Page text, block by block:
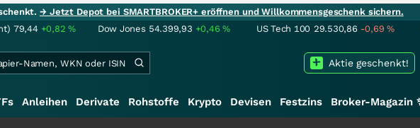
→ Jetzt Depot bei SMARTBROKER+ eröffnen und Willkommensgeschenk sichern.
79,44 +0,82% Dow Jones 54.399,93 +0,46% US Tech 100 29.530,86 -0,69%
Aktie geschenkt!
Anleihen Derivate Rohstoffe Krypto Devisen Festzins Broker-Magazin